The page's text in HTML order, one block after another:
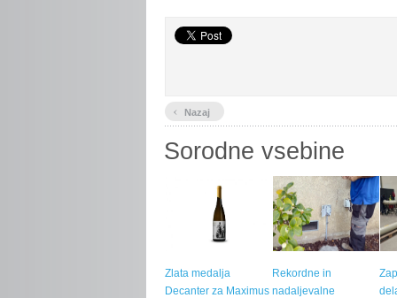
‹ Nazaj
Sorodne vsebine
Zlata medalja
Decanter za Maximus
Rekordne in
nadaljevalne